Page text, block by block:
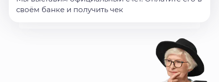
своём банке и получить чек